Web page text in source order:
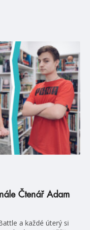
Čtenář Adam
a každé úterý si